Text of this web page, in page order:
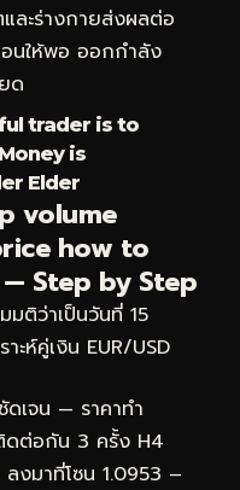
ละร่างกายส่งผลต่อ
นให้พอ ออกกำลัง
ด
trader is to
is
Elder
volume
how to
Step by Step
ติว่าเป็นวันที่ 15
ห์คู่เงิน EUR/USD
เจน — ราคาทำ
ดต่อกัน 3 ครั้ง H4
งมาที่โซน 1.0953 –